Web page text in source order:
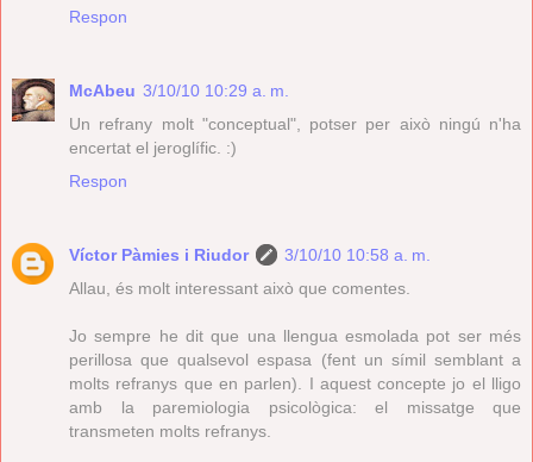
Respon
McAbeu 3/10/10 10:29 a. m.
Un refrany molt "conceptual", potser per això ningú n'ha
encertat el jeroglífic. :)
Respon
Víctor Pàmies i Riudor
3/10/10 10:58 a. m.
Allau, és molt interessant això que comentes.
Jo sempre he dit que una llengua esmolada pot ser més
perillosa que qualsevol espasa (fent un símil semblant a
molts refranys que en parlen). I aquest concepte jo el lligo
amb la paremiologia psicològica: el missatge que
transmeten molts refranys.